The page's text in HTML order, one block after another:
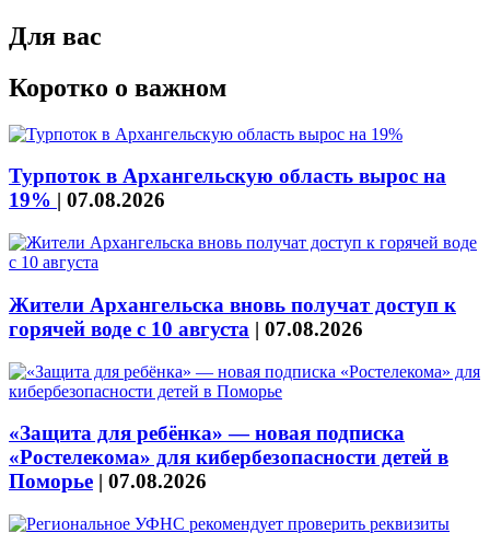
Для вас
Коротко о важном
Турпоток в Архангельскую область вырос на
19% | 07.08.2026
Жители Архангельска вновь получат доступ к
горячей воде с 10 августа | 07.08.2026
«Защита для ребёнка» — новая подписка
«Ростелекома» для кибербезопасности детей в
Поморье | 07.08.2026